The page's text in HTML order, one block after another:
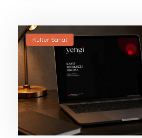
Kültür Sanat